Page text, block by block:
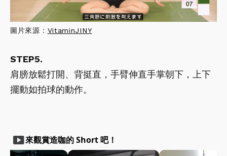
圖片來源： VitaminJINY
STEP5.
肩膀放鬆打開、背挺直，手臂伸直手掌朝下，上下
擺動如拍球的動作。
smart_display來觀賞造咖的 Short 吧！